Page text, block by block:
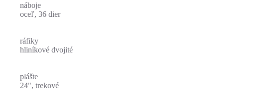
náboje
oceľ, 36 dier
ráfiky
hliníkové dvojité
plášte
24", trekové